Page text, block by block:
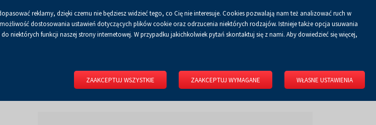
Czcionka
największa
A
Włącz
tryb
Włącz
wersję
RSS Dla mediów BIP Polityka prywatności ZALOGUJ SIĘ 0.00 zł Koszyk
reklamy, dzięki czemu nie będziesz widzieć tego, co Cię nie interesuje. Cookies pozwalają nam też analizować ruch w
dostosowania ustawień dotyczących plików cookie oraz odrzucenia niektórych rodzajów. Istnieje także opcja usuwania
funkcji naszej strony internetowej. W przypadku jakichkolwiek pytań skontaktuj się z nami. Aby dowiedzieć się więcej,
ZAAKCEPTUJ WSZYSTKIE ZAAKCEPTUJ WYMAGANE WŁASNE USTAWIENIA